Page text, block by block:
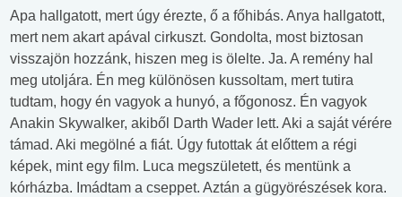
Apa hallgatott, mert úgy érezte, ő a főhibás. Anya hallgatott,
mert nem akart apával cirkuszt. Gondolta, most biztosan
visszajön hozzánk, hiszen meg is ölelte. Ja. A remény hal
meg utoljára. Én meg különösen kussoltam, mert tutira
tudtam, hogy én vagyok a hunyó, a főgonosz. Én vagyok
Anakin Skywalker, akiből Darth Wader lett. Aki a saját vérére
támad. Aki megölné a fiát. Úgy futottak át előttem a régi
képek, mint egy film. Luca megszületett, és mentünk a
kórházba. Imádtam a cseppet. Aztán a gügyörészések kora.